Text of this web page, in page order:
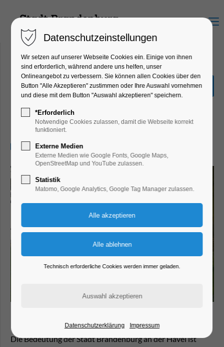
Menu
Sonderausstellung "Hin &
Weg"
Ausstellung, Kinder, Jugend, Kunst,
Mitmach-Aktion
09.07.2026, 13:00–17:00
Die Bedeutung der Stadt Brandenburg an der Havel ist
Datenschutzeinstellungen
Wir setzen auf unserer Webseite Cookies ein. Einige von ihnen
sind erforderlich, während andere uns helfen, unser
Onlineangebot zu verbessern. Sie können allen Cookies über den
Button "Alle Akzeptieren" zustimmen oder Ihre Auswahl vornehmen
und diese mit dem Button "Auswahl akzeptieren" speichern.
*Erforderlich
Notwendige Cookies zulassen, damit die Webseite korrekt
funktioniert.
Externe Medien
Externe Medien wie Google Fonts, Google Maps,
OpenStreetMap und YouTube zulassen.
Statistik
Matomo, Google Analytics, Google Tag Manager zulassen.
Technisch erforderliche Cookies werden immer geladen.
Datenschutzerklärung Impressum